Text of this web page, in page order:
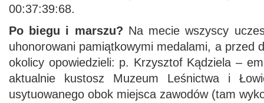
00:37:39:68.
Po biegu i marszu? Na mecie wszyscy
uhonorowani pamiątkowymi medalami, a przed
okolicy opowiedzieli: p. Krzysztof Kądziela –
aktualnie kustosz Muzeum Leśnictwa i
usytuowanego obok miejsca zawodów (tam